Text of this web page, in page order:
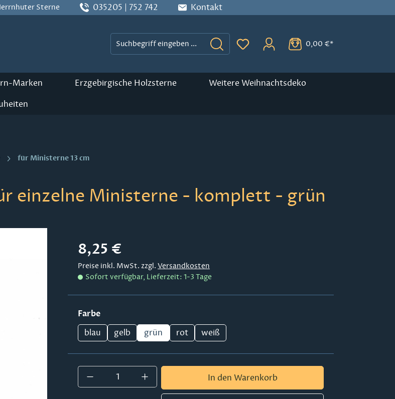
Sterne 035205 | 752 742 Kontakt
Du hast 0 Produkte auf dem
0,00 €*
Marken Erzgebirgische Holzsterne Weitere Weihnachtsdeko
für Ministerne 13 cm
einzelne Ministerne - komplett - grün
Regulärer Preis:
8,25 €
Preise inkl. MwSt. zzgl. Versandkosten
Sofort verfügbar, Lieferzeit: 1-3 Tage
Farbeauswählen
blau
gelb grün rot weiß
Produkt Anzahl: Gib den gewünschten Wert ein oder
In den Warenkorb